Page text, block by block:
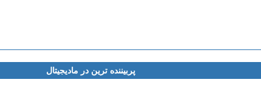
پربیننده ترین در مادیجیتال